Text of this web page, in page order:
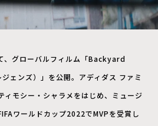
、グローバルフィルム「Backyard
ェンズ）」を公開。アディダス ファミ
ィモシー・シャラメをはじめ、ミュージ
ワールドカップ2022でMVPを受賞し